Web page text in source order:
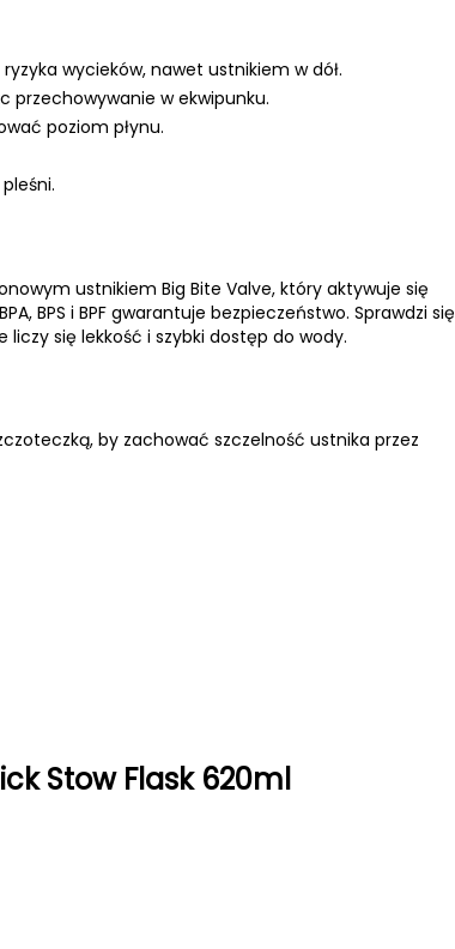
wycieków, nawet ustnikiem w dół.
przechowywanie w ekwipunku.
poziom płynu.
ustnikiem Big Bite Valve, który aktywuje się
BPS i BPF gwarantuje bezpieczeństwo. Sprawdzi się
się lekkość i szybki dostęp do wody.
by zachować szczelność ustnika przez
Stow Flask 620ml